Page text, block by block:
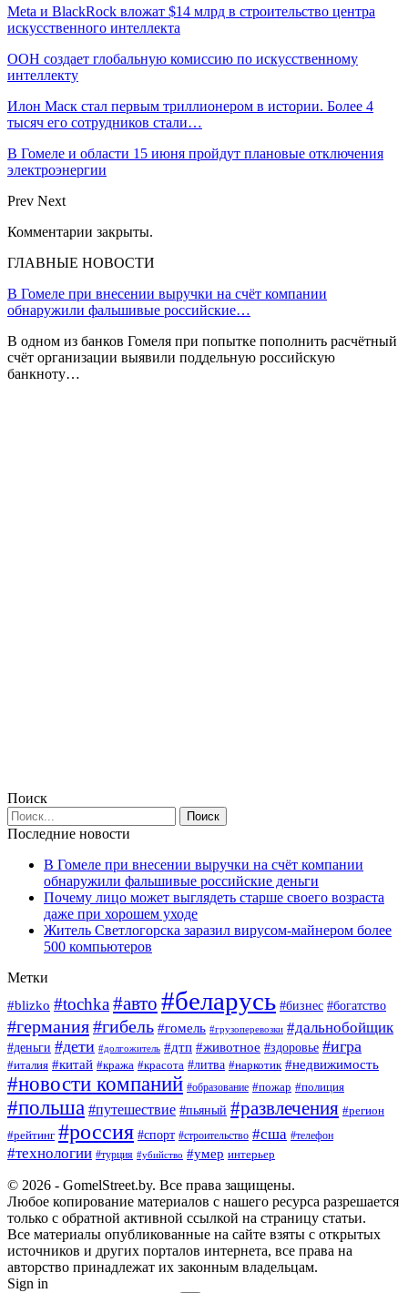
Meta и BlackRock вложат $14 млрд в строительство центра
искусственного интеллекта
ООН создает глобальную комиссию по искусственному
интеллекту
Илон Маск стал первым триллионером в истории. Более 4
тысяч его сотрудников стали…
В Гомеле и области 15 июня пройдут плановые отключения
электроэнергии
Prev Next
Комментарии закрыты.
ГЛАВНЫЕ НОВОСТИ
В Гомеле при внесении выручки на счёт компании
обнаружили фальшивые российские…
В одном из банков Гомеля при попытке пополнить расчётный
счёт организации выявили поддельную российскую
банкноту…
Поиск
Последние новости
В Гомеле при внесении выручки на счёт компании
обнаружили фальшивые российские деньги
Почему лицо может выглядеть старше своего возраста
даже при хорошем уходе
Житель Светлогорска заразил вирусом-майнером более
500 компьютеров
Метки
#blizko #tochka#авто #беларусь #бизнес #богатство
#германия#гибель #гомель #грузоперевозки #дальнобойщик
#деньги #дети #долгожитель #дтп #животное #здоровье #игра
#италия #китай #кража #красота #литва #наркотик #недвижимость
#новости компаний #образование #пожар #полиция
#польша #путешествие #пьяный #развлечения #регион
#рейтинг #россия #спорт #строительство #сша #телефон
#технологии #турция #убийство #умер интерьер
© 2026 - GomelStreet.by. Все права защищены.
Любое копирование материалов с нашего ресурса разрешается
только с обратной активной ссылкой на страницу статьи.
Все материалы опубликованные на сайте взяты с открытых
источников и других порталов интернета, все права на
авторство принадлежат их законным владельцам.
Sign in